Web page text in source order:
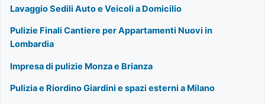
Lavaggio Sedili Auto e Veicoli a Domicilio
Pulizie Finali Cantiere per Appartamenti Nuovi in
Lombardia
Impresa di pulizie Monza e Brianza
Pulizia e Riordino Giardini e spazi esterni a Milano